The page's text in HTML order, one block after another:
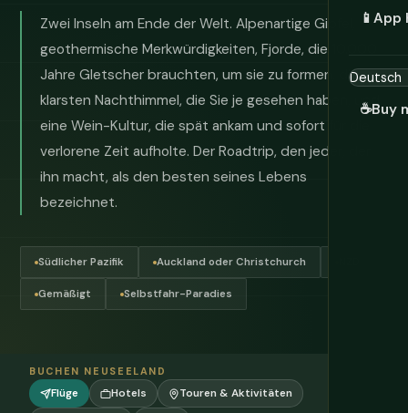
📱 App
☕Buy
Zwei Inseln am Ende der Welt. Alpenartige Gipfel,
geothermische Merkwürdigkeiten, Fjorde, die 10.000
Jahre Gletscher brauchten, um sie zu formen, die
klarsten Nachthimmel, die Sie je gesehen haben, und
eine Wein-Kultur, die spät ankam und sofort für die
verlorene Zeit aufholte. Der Roadtrip, den jeder, der
ihn macht, als den besten seines Lebens
bezeichnet.
Südlicher Pazifik Auckland oder Christchurch
Gemäßigt Selbstfahr-Paradies
BUCHEN NEUSEELAND
Flüge Hotels
Touren & Aktivitäten